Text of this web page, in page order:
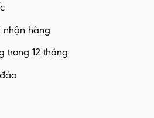
nhận hàng
trong 12 tháng